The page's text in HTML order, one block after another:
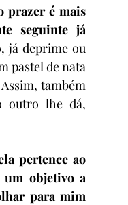
prazer é mais
seguinte já
já deprime ou
pastel de nata
também
outro lhe dá,
pertence ao
um objetivo a
para mim